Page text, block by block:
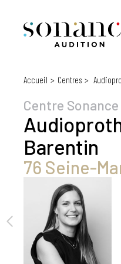
Accueil Centres
Centre
Barentin
76 Seine-